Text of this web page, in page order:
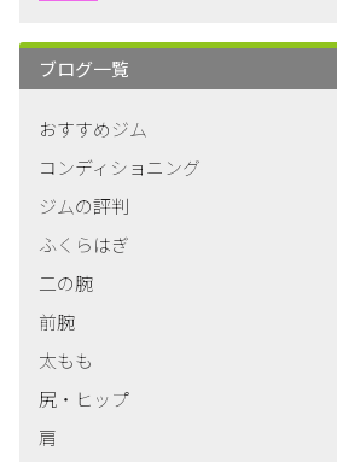
ブログ一覧
おすすめジム
コンディショニング
ジムの評判
ふくらはぎ
二の腕
前腕
太もも
尻・ヒップ
肩